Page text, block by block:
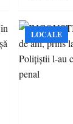
LOCALE